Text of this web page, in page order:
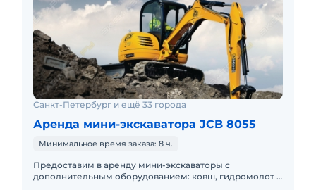
Санкт-Петербург и ещё 33 города
Аренда мини-экскаватора JCB 8055
Минимальное время заказа: 8 ч.
Предоставим в аренду мини-экскаваторы с
дополнительным оборудованием: ковш, гидромолот и